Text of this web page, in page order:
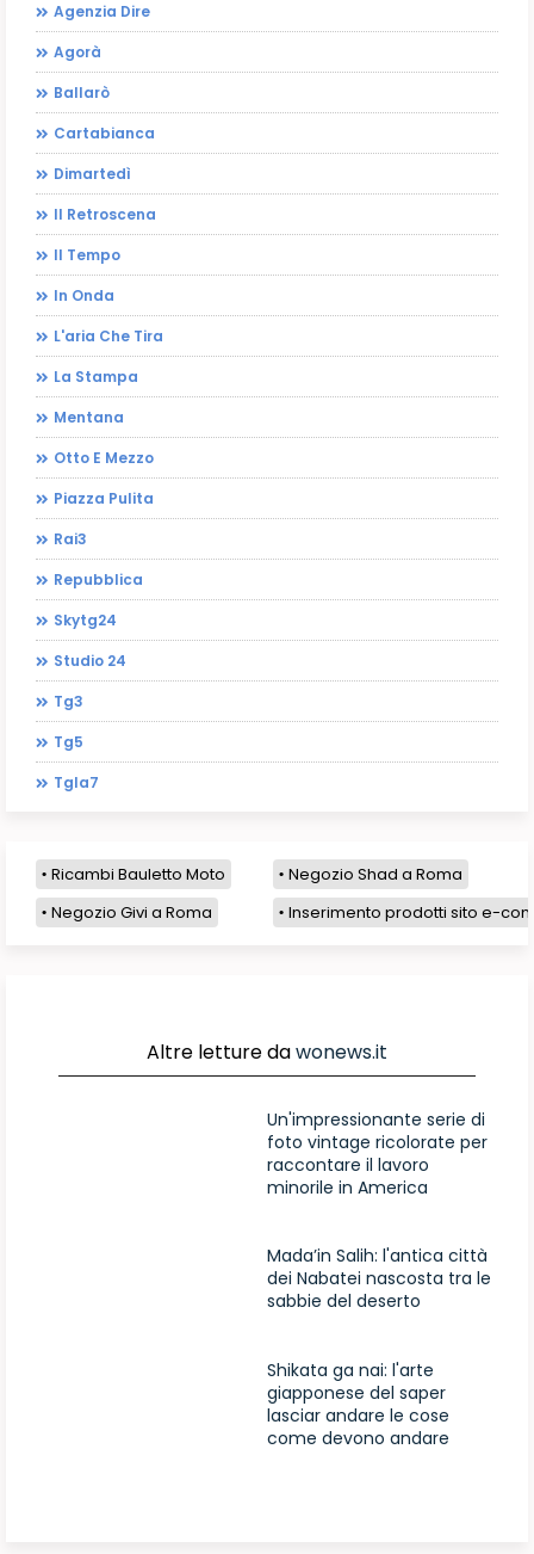
Agenzia Dire
Agorà
Ballarò
Cartabianca
Dimartedì
Il Retroscena
Il Tempo
In Onda
L'aria Che Tira
La Stampa
Mentana
Otto E Mezzo
Piazza Pulita
Rai3
Repubblica
Skytg24
Studio 24
Tg3
Tg5
Tgla7
Ricambi Bauletto Moto
Negozio Shad a Roma
Negozio Givi a Roma
Inserimento prodotti sito e-
Altre letture dawonews.it
Un'impressionante serie di
foto vintage ricolorate per
raccontare il lavoro
minorile in America
Mada’in Salih: l'antica città
dei Nabatei nascosta tra le
sabbie del deserto
Shikata ga nai: l'arte
giapponese del saper
lasciar andare le cose
come devono andare